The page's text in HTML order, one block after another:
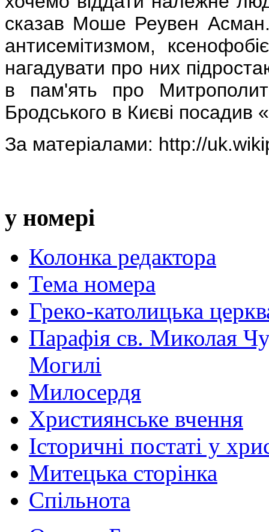
сказав Моше Реувен
антисемітизмом,
нагадувати про них
в пам'ять про
Бродського в Києві
За матеріалами: http://
у номері
Колонка редактора
Тема номера
Греко-католицька
Парафія св. Миколая
Могилі
Милосердя
Християнське вчення
Історичні постаті у
Митецька сторінка
Спільнота